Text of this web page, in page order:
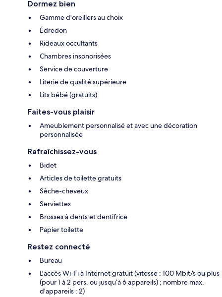
Dormez bien
Gamme d'oreillers au choix
Édredon
Rideaux occultants
Chambres insonorisées
Service de couverture
Literie de qualité supérieure
Lits bébé (gratuits)
Faites-vous plaisir
Ameublement personnalisé et avec une décoration
personnalisée
Rafraîchissez-vous
Bidet
Articles de toilette gratuits
Sèche-cheveux
Serviettes
Brosses à dents et dentifrice
Papier toilette
Restez connecté
Bureau
L'accès Wi-Fi à Internet gratuit (vitesse : 100 Mbit/s ou plus
(pour 1 à 2 pers. ou jusqu’à 6 appareils) ; nombre max.
d'appareils : 2)